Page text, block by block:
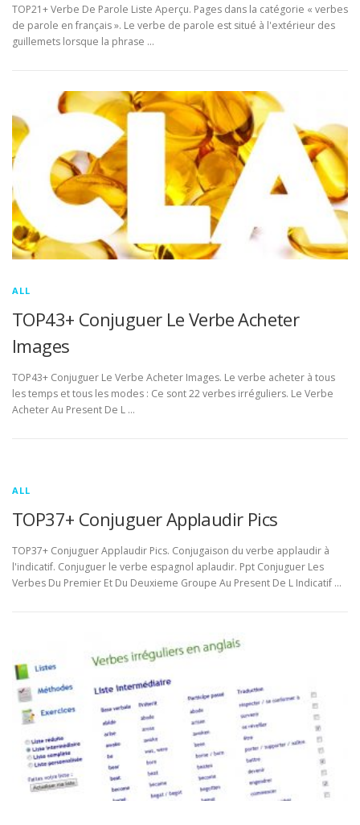
TOP21+ Verbe De Parole Liste Aperçu. Pages dans la catégorie « verbes
de parole en français ». Le verbe de parole est situé à l'extérieur des
guillemets lorsque la phrase …
ALL
TOP43+ Conjuguer Le Verbe Acheter
Images
TOP43+ Conjuguer Le Verbe Acheter Images. Le verbe acheter à tous
les temps et tous les modes : Ce sont 22 verbes irréguliers. Le Verbe
Acheter Au Present De L …
ALL
TOP37+ Conjuguer Applaudir Pics
TOP37+ Conjuguer Applaudir Pics. Conjugaison du verbe applaudir à
l'indicatif. Conjuguer le verbe espagnol aplaudir. Ppt Conjuguer Les
Verbes Du Premier Et Du Deuxieme Groupe Au Present De L Indicatif …